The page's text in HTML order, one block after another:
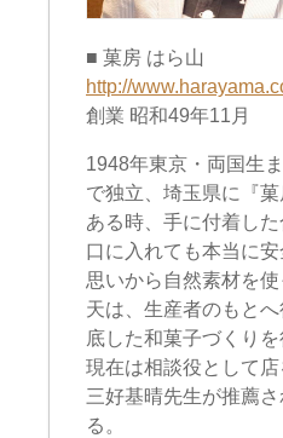
■ 菓房 はら山
http://
創業 昭和49年11月
1948年東京・両国生
で独立、埼玉県に『菓
ある時、手に付着し
口に入れても本当に
思いから自然素材を
天は、生産者のもと
底した和菓子づくりを
現在は相談役として
三好基晴先生が推薦
る。